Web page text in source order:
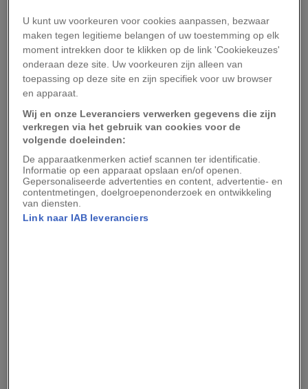
Minder geslachtsrijpe
manta’s dan gedacht
Hun bevindingen, diewerden gepubliceerd in
hetJournal of Fish Biology
reden tot feestvreugde. Ze zijn zelfs
‘zorgwekkend’, zegt hoofdonderzoeker Niv
Froman (de duiker op de foto bovenaan) van de
stichting Manta Trust. Nu met de echo’s
definitief is aangetoond welke vrouwelijke
rifmanta’s geslachtsrijp zijn en welke niet, lijkt de
U kunt uw voorkeuren voor cookies aanpassen, bezwaar
maken tegen legitieme belangen of uw toestemming op elk
moment intrekken door te klikken op de link 'Cookiekeuzes'
onderaan deze site. Uw voorkeuren zijn alleen van
toepassing op deze site en zijn specifiek voor uw browser
en apparaat.
Wij en onze Leveranciers verwerken gegevens die zijn
verkregen via het gebruik van cookies voor de
volgende doeleinden:
De apparaatkenmerken actief scannen ter identificatie.
Informatie op een apparaat opslaan en/of openen.
Gepersonaliseerde advertenties en content, advertentie- en
contentmetingen, doelgroepenonderzoek en ontwikkeling
van diensten.
Link naar IAB leveranciers